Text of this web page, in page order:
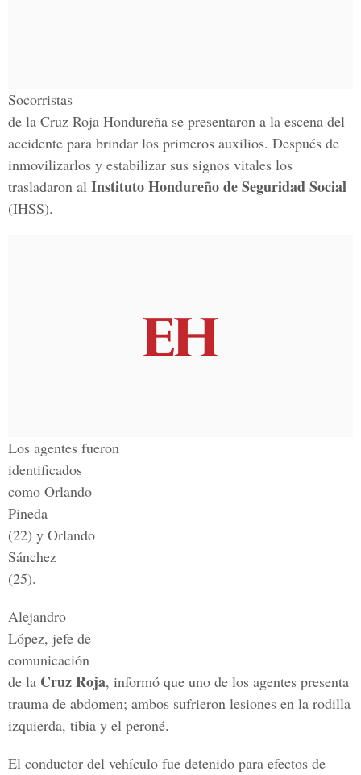
Socorristas
de la Cruz Roja Hondureña se presentaron a la escena del
accidente para brindar los primeros auxilios. Después de
inmovilizarlos y estabilizar sus signos vitales los
trasladaron al Instituto Hondureño de Seguridad Social
(IHSS).
Los agentes fueron
identificados
como Orlando
Pineda
(22) y Orlando
Sánchez
(25).
Alejandro
López, jefe de
comunicación
de la Cruz Roja, informó que uno de los agentes presenta
trauma de abdomen; ambos sufrieron lesiones en la rodilla
izquierda, tibia y el peroné.
El conductor del vehículo fue detenido para efectos de